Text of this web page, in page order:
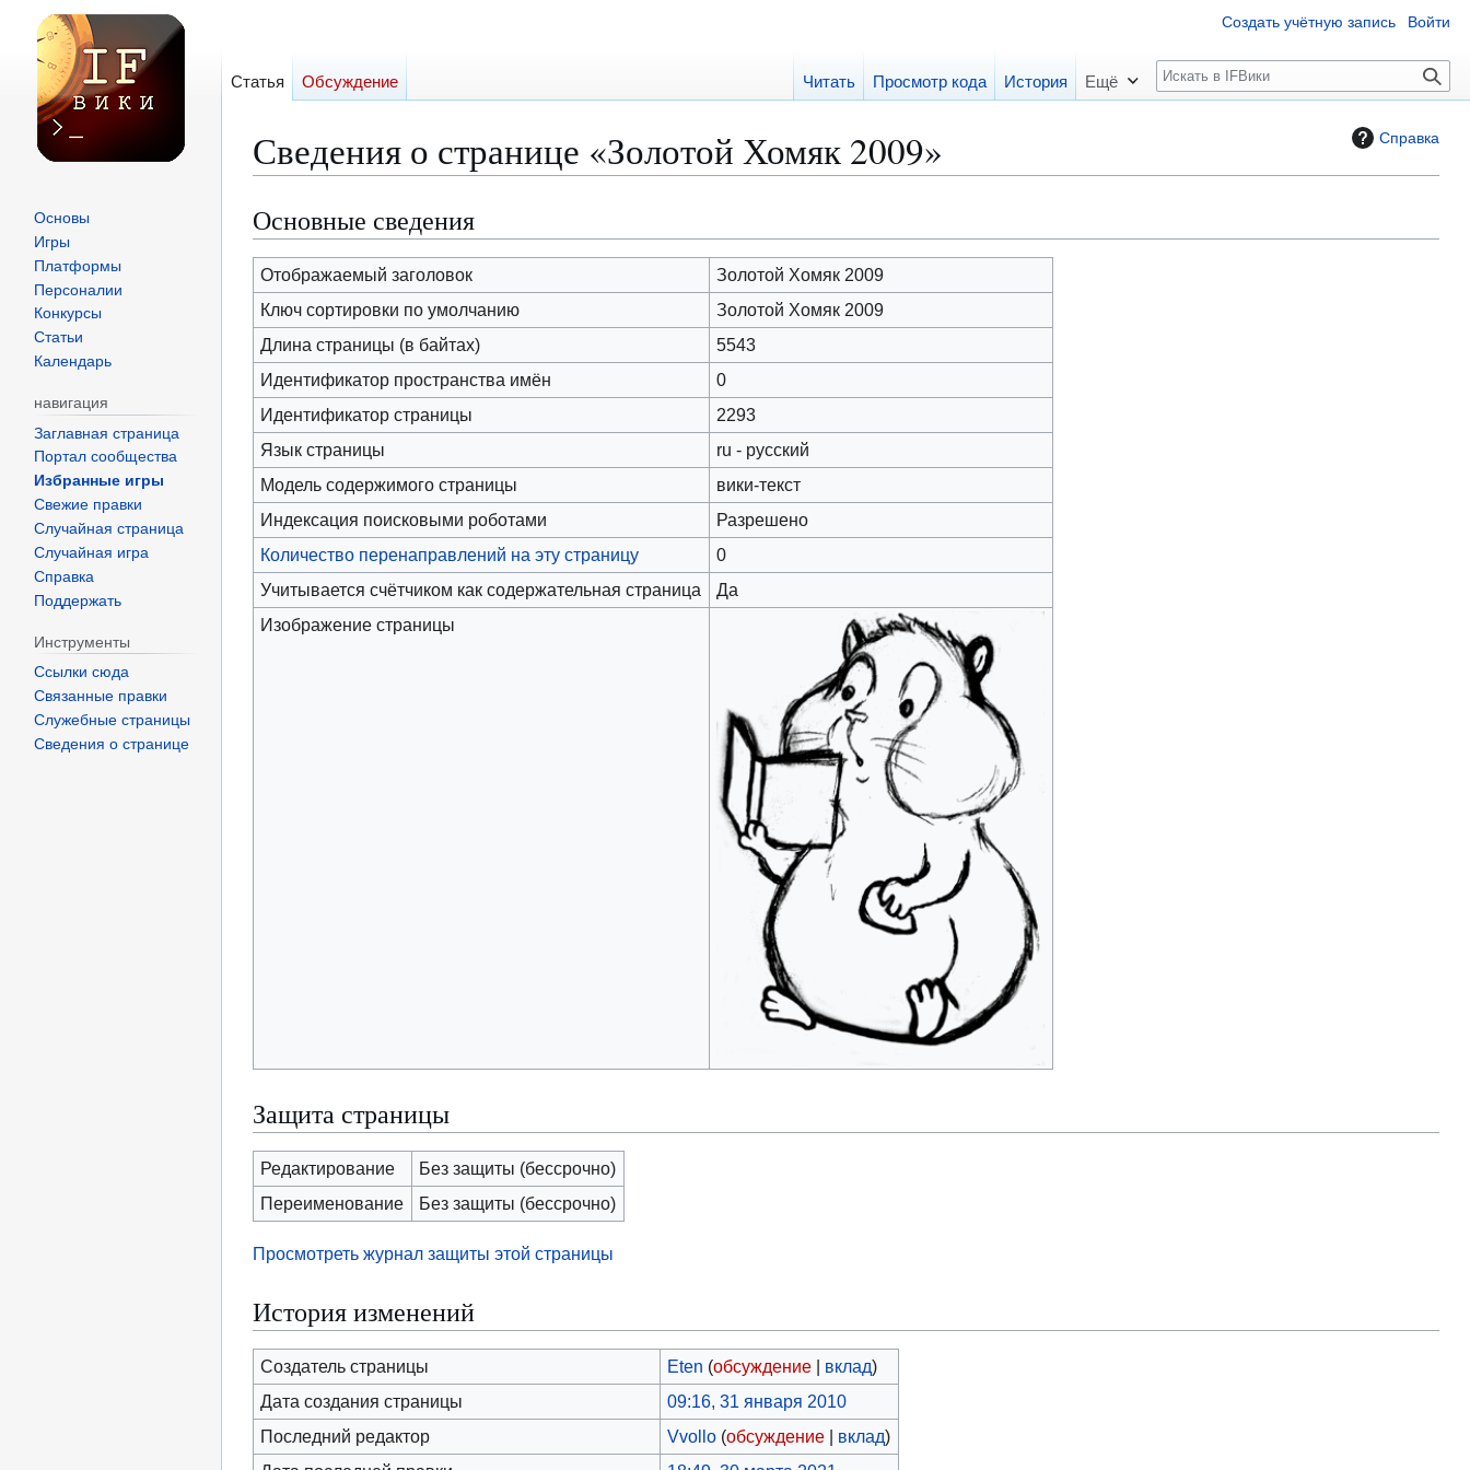
Справка
Сведения о странице «Золотой Хомяк 2009»
Перейти
к
навигации
Перейти
к
поиску
Основные сведения
Отображаемый заголовок
Золотой Хомяк 2009
Ключ сортировки по умолчанию
Золотой Хомяк 2009
Длина страницы (в байтах)
5543
Идентификатор пространства имён
0
Идентификатор страницы
2293
Язык страницы
ru - русский
Модель содержимого страницы
вики-текст
Индексация поисковыми роботами
Разрешено
Количество перенаправлений на эту страницу
0
Учитывается счётчиком как содержательная страница
Да
Изображение страницы
Защита страницы
Редактирование
Без защиты (бессрочно)
Переименование
Без защиты (бессрочно)
Просмотреть журнал защиты этой страницы
История изменений
Создатель страницы Eten (обсуждение | вклад)
Дата создания страницы
09:16, 31 января 2010
Последний редактор
Vvollo (обсуждение | вклад)
Создать учётную запись Войти
Статья Обсуждение Читать Просмотр кода История Ещё
П
о
к
Основы
Игры
Платформы
Персоналии
Конкурсы
Статьи
Календарь
навигация
Заглавная страница
Портал сообщества
Избранные игры
Свежие правки
Случайная страница
Случайная игра
Справка
Поддержать
Инструменты
Ссылки сюда
Связанные правки
Служебные страницы
Сведения о странице